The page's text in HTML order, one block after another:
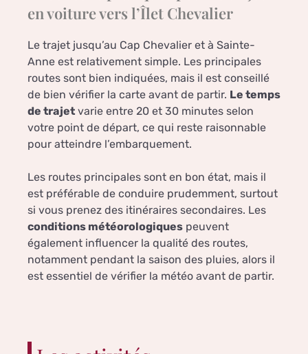
en voiture vers l’Îlet Chevalier
Le trajet jusqu’au Cap Chevalier et à Sainte-
Anne est relativement simple. Les principales
routes sont bien indiquées, mais il est conseillé
de bien vérifier la carte avant de partir. Le temps
de trajet varie entre 20 et 30 minutes selon
votre point de départ, ce qui reste raisonnable
pour atteindre l’embarquement.
Les routes principales sont en bon état, mais il
est préférable de conduire prudemment, surtout
si vous prenez des itinéraires secondaires. Les
conditions météorologiques peuvent
également influencer la qualité des routes,
notamment pendant la saison des pluies, alors il
est essentiel de vérifier la météo avant de partir.